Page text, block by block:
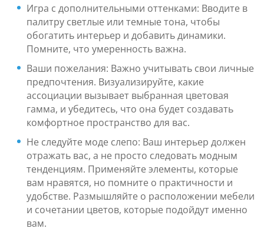
Игра с дополнительными оттенками: Вводите в
палитру светлые или темные тона, чтобы
обогатить интерьер и добавить динамики.
Помните, что умеренность важна.
Ваши пожелания: Важно учитывать свои личные
предпочтения. Визуализируйте, какие
ассоциации вызывает выбранная цветовая
гамма, и убедитесь, что она будет создавать
комфортное пространство для вас.
Не следуйте моде слепо: Ваш интерьер должен
отражать вас, а не просто следовать модным
тенденциям. Применяйте элементы, которые
вам нравятся, но помните о практичности и
удобстве. Размышляйте о расположении мебели
и сочетании цветов, которые подойдут именно
вам.